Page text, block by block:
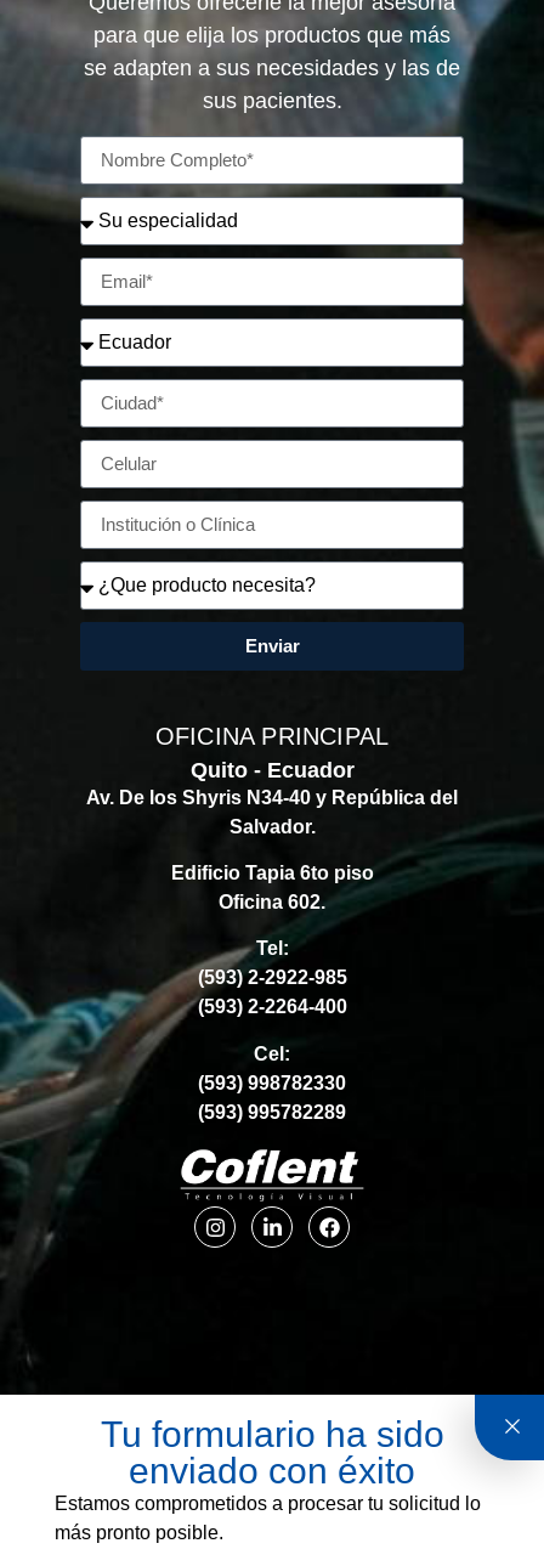
para que elija los productos que más
se adapten a sus necesidades y las de
sus pacientes.
Enviar
OFICINA PRINCIPAL
Quito - Ecuador
Av. De los Shyris N34-40 y República del
Salvador.
Edificio Tapia 6to piso
Oficina 602.
Tel:
(593) 2-2922-985
(593) 2-2264-400
Cel:
(593) 998782330
(593) 995782289
Tu formulario ha sido
enviado con éxito
Estamos comprometidos a procesar tu solicitud lo
más pronto posible.